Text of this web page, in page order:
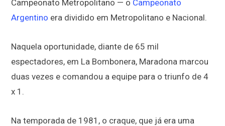
Campeonato Metropolitano — o Campeonato
Argentino era dividido em Metropolitano e Nacional.
Naquela oportunidade, diante de 65 mil
espectadores, em La Bombonera, Maradona marcou
duas vezes e comandou a equipe para o triunfo de 4
x 1.
Na temporada de 1981, o craque, que já era uma